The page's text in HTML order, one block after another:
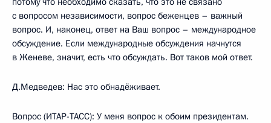
с вопросом независимости, вопрос беженцев – важный
вопрос. И, наконец, ответ на Ваш вопрос – международное
обсуждение. Если международные обсуждения начнутся
в Женеве, значит, есть что обсуждать. Вот таков мой ответ.
Д.Медведев: Нас это обнадёживает.
Вопрос (ИТАР-ТАСС): У меня вопрос к обоим президентам.